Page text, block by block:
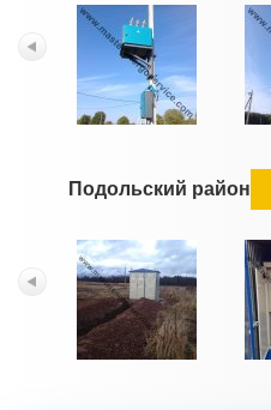
Подольский район